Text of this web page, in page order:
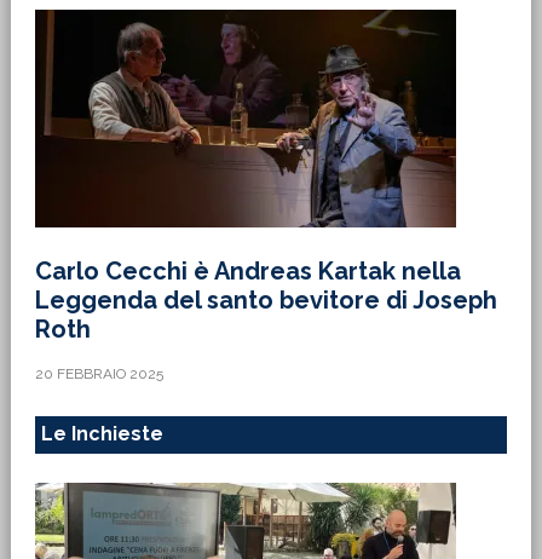
Carlo Cecchi è Andreas Kartak nella
Leggenda del santo bevitore di Joseph
Roth
20 FEBBRAIO 2025
Le Inchieste